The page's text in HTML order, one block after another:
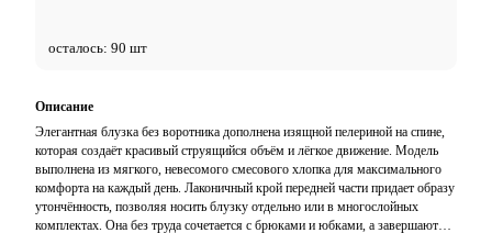
осталось: 90 шт
Описание
Элегантная блузка без воротника дополнена изящной пелериной на спине,
которая создаёт красивый струящийся объём и лёгкое движение. Модель
выполнена из мягкого, невесомого смесового хлопка для максимального
комфорта на каждый день. Лаконичный крой передней части придает образу
утончённость, позволяя носить блузку отдельно или в многослойных
комплектах. Она без труда сочетается с брюками и юбками, а завершают